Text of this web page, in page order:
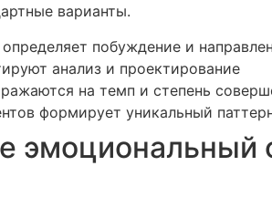
варианты.
побуждение и
анализ и проектирование
на темп и степень
формирует уникальный
эмоциональный